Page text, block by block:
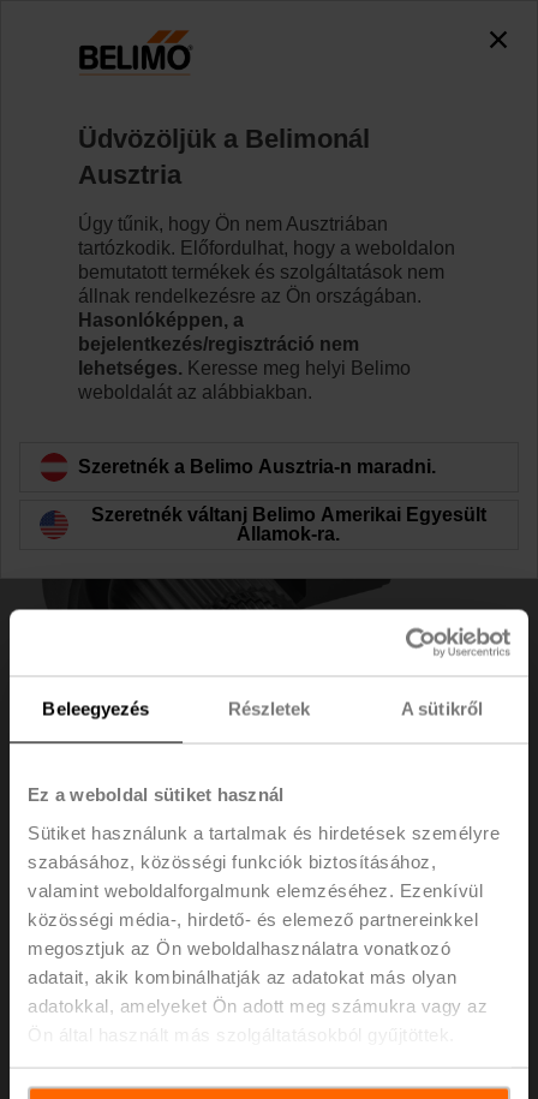
Beleegyezés Részletek A sütikről
Ez a weboldal sütiket használ
Sütiket használunk a tartalmak és hirdetések személyre
szabásához, közösségi funkciók biztosításához,
valamint weboldalforgalmunk elemzéséhez. Ezenkívül
közösségi média-, hirdető- és elemező partnereinkkel
megosztjuk az Ön weboldalhasználatra vonatkozó
adatait, akik kombinálhatják az adatokat más olyan
adatokkal, amelyeket Ön adott meg számukra vagy az
Ön által használt más szolgáltatásokból gyűjtöttek.
ZSF-09
Vissza a termékkategóriához
ZSF-09
Alakzáró adapter lapolt fejjel, 9xø12x57 mm (SZxøxM),
SR..-R-hez
Listaár
Hozzáadás a
bevásárlókosárhoz
Üdvözöljük a Belimonál
Ausztria
Úgy tűnik, hogy Ön nem Ausztriában
tartózkodik. Előfordulhat, hogy a weboldalon
bemutatott termékek és szolgáltatások nem
állnak rendelkezésre az Ön országában.
Hasonlóképpen, a
bejelentkezés/regisztráció nem
lehetséges. Keresse meg helyi Belimo
weboldalát az alábbiakban.
Szeretnék a Belimo Ausztria-n maradni.
Szeretnék váltani Belimo Amerikai Egyesült
Államok-ra.